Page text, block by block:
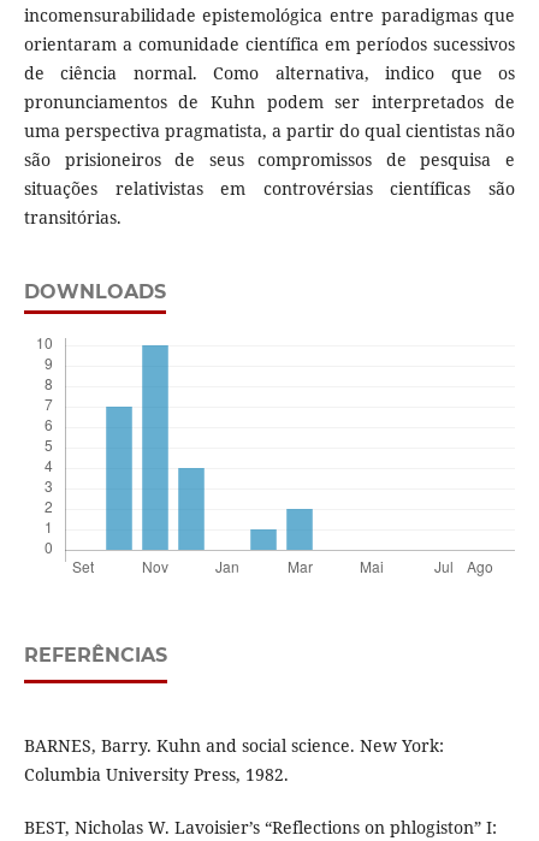
incomensurabilidade epistemológica entre paradigmas que
orientaram a comunidade científica em períodos sucessivos
de ciência normal. Como alternativa, indico que os
pronunciamentos de Kuhn podem ser interpretados de
uma perspectiva pragmatista, a partir do qual cientistas não
são prisioneiros de seus compromissos de pesquisa e
situações relativistas em controvérsias científicas são
transitórias.
DOWNLOADS
REFERÊNCIAS
BARNES, Barry. Kuhn and social science. New York:
Columbia University Press, 1982.
BEST, Nicholas W. Lavoisier’s “Reflections on phlogiston” I: